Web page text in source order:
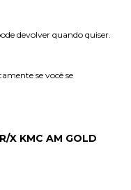
devolver quando quiser.
se você se
X KMC AM GOLD